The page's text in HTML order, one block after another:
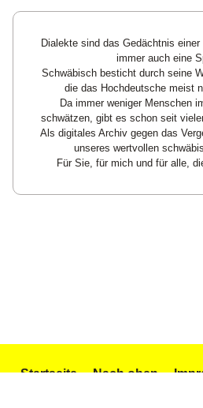
Dialekte sind das Gedächtnis
immer auch eine
Schwäbisch besticht durch seine
die das Hochdeutsche meist
Da immer weniger Menschen
schwätzen, gibt es schon seit
Als digitales Archiv gegen das
unseres wertvollen
Für Sie, für mich und für alle,
Startseite Nach oben